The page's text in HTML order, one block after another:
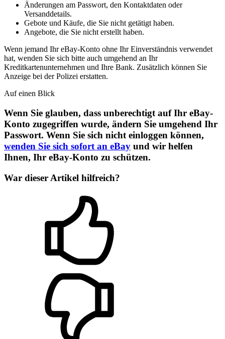
Änderungen am Passwort, den Kontaktdaten oder
Versanddetails.
Gebote und Käufe, die Sie nicht getätigt haben.
Angebote, die Sie nicht erstellt haben.
Wenn jemand Ihr eBay-Konto ohne Ihr Einverständnis verwendet
hat, wenden Sie sich bitte auch umgehend an Ihr
Kreditkartenunternehmen und Ihre Bank. Zusätzlich können Sie
Anzeige bei der Polizei erstatten.
Auf einen Blick
Wenn Sie glauben, dass unberechtigt auf Ihr eBay-
Konto zugegriffen wurde, ändern Sie umgehend Ihr
Passwort. Wenn Sie sich nicht einloggen können,
wenden Sie sich sofort an eBay und wir helfen
Ihnen, Ihr eBay-Konto zu schützen.
War dieser Artikel hilfreich?